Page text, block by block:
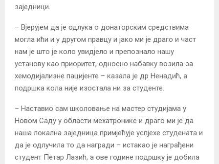
заједници.
– Вјерујем да је одлука о донаторским средствима
могла ићи и у другом правцу и јако ми је драго и част
нам је што је коло увидјело и препознало нашу
установу као приоритет, односно набавку возила за
хемодијализне пацијенте – казала је др Ненадић, а
подршка кола није изостала ни за студенте.
– Наставио сам школовање на мастер студијама у
Новом Саду у области мехатронике и драго ми је да
наша локална заједница примјећује успјехе студената и
да је одлучила то да награди – истакао је награђени
студент Петар Лазић, а ове године подршку је добила